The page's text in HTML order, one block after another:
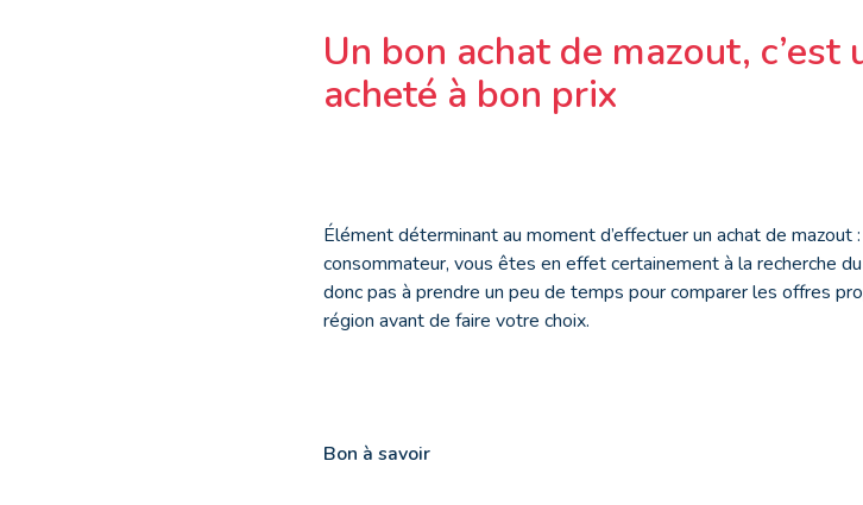
Un bon achat de mazout,
acheté à bon prix
Élément déterminant au moment d’effectuer un achat de mazout
consommateur, vous êtes en effet certainement à la recherche du
donc pas à prendre un peu de temps pour comparer les offres
région avant de faire votre choix.
Bon à savoir